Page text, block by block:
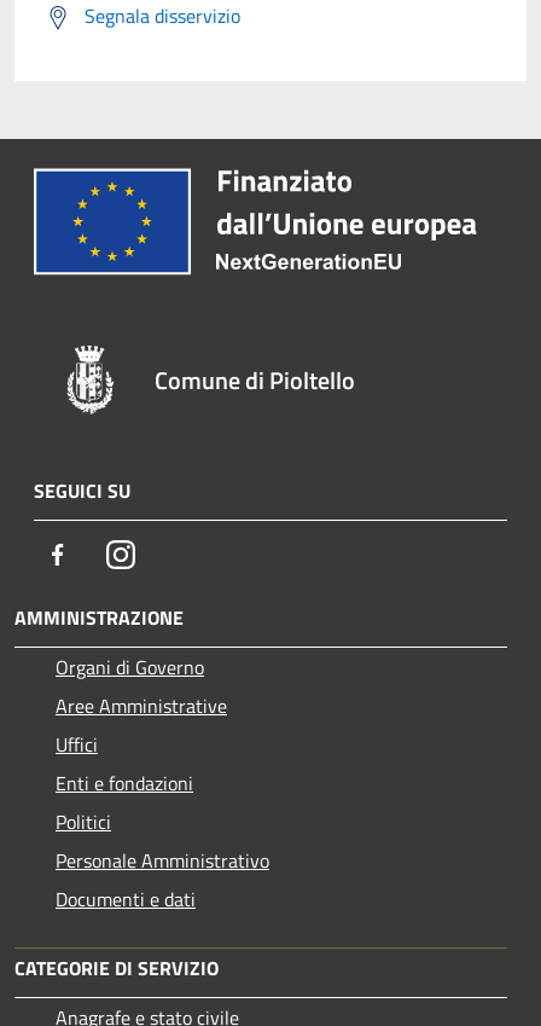
Segnala disservizio
Comune di Pioltello
SEGUICI SU
FacebookInstagram
AMMINISTRAZIONE
Organi di Governo
Aree Amministrative
Uffici
Enti e fondazioni
Politici
Personale Amministrativo
Documenti e dati
CATEGORIE DI SERVIZIO
Anagrafe e stato civile